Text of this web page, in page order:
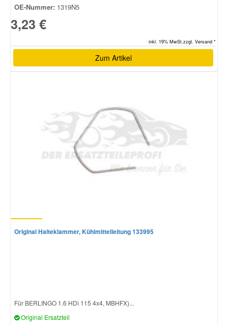
OE-Nummer: 1319N5
3,23 €
inkl. 19% MwSt.zzgl. Versand *
Zum Artikel
Original Halteklammer, Kühlmittelleitung 133995
Für BERLINGO 1.6 HDi 115 4x4, MBHFX)...
Original Ersatzteil
Volvo Ersatzteile